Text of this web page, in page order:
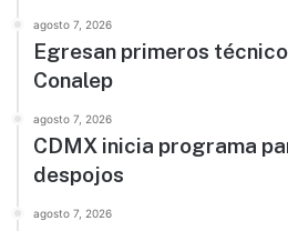
agosto 7, 2026
Egresan primeros
Conalep
agosto 7, 2026
CDMX inicia programa
despojos
agosto 7, 2026